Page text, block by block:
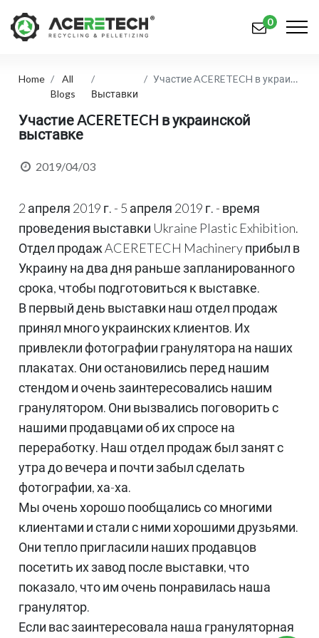
Продукция
Приложения
О предприятии
Связаться с нами
简体中文 English (US)
русский язык Español
0
Home
All
Blogs
Выставки
Участие ACERETECH в украинской выставке
Участие ACERETECH в украинской
выставке
2019/04/03
2 апреля 2019 г. - 5 апреля 2019 г. - время
проведения выставки Ukraine Plastic Exhibition.
Отдел продаж ACERETECH Machinery прибыл в
Украину на два дня раньше запланированного
срока, чтобы подготовиться к выставке.
В первый день выставки наш отдел продаж
принял много украинских клиентов. Их
привлекли фотографии гранулятора на наших
плакатах. Они остановились перед нашим
стендом и очень заинтересовались нашим
гранулятором. Они вызвались поговорить с
нашими продавцами об их спросе на
переработку. Наш отдел продаж был занят с
утра до вечера и почти забыл сделать
фотографии, ха-ха.
Мы очень хорошо пообщались со многими
клиентами и стали с ними хорошими друзьями.
Они тепло пригласили наших продавцов
посетить их завод после выставки, что
показало, что им очень понравилась наша
гранулятор.
Если вас заинтересовала наша грануляторная